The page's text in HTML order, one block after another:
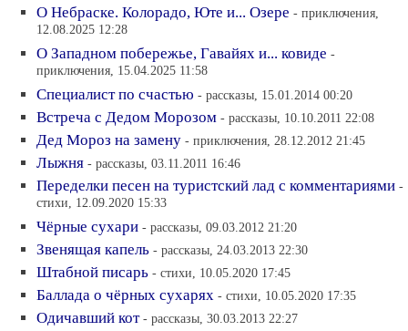
О Небраске. Колорадо, Юте и... Озере - приключения,
12.08.2025 12:28
О Западном побережье, Гавайях и... ковиде -
приключения, 15.04.2025 11:58
Специалист по счастью - рассказы, 15.01.2014 00:20
Встреча с Дедом Морозом - рассказы, 10.10.2011 22:08
Дед Мороз на замену - приключения, 28.12.2012 21:45
Лыжня - рассказы, 03.11.2011 16:46
Переделки песен на туристский лад с комментариями -
стихи, 12.09.2020 15:33
Чёрные сухари - рассказы, 09.03.2012 21:20
Звенящая капель - рассказы, 24.03.2013 22:30
Штабной писарь - стихи, 10.05.2020 17:45
Баллада о чёрных сухарях - стихи, 10.05.2020 17:35
Одичавший кот - рассказы, 30.03.2013 22:27